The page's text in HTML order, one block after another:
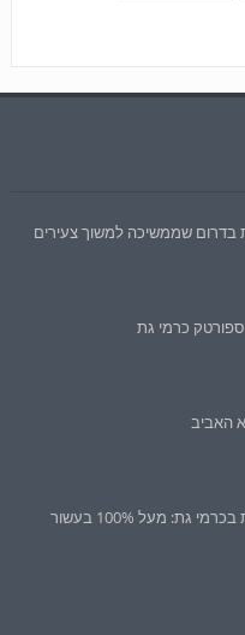
שממשיכה למשוך צעירים
כרמי גת
האביב
עלייה חדה במחירי הדירות בכרמי גת: מעל 100% בעשור